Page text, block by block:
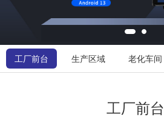
工厂前台 生产区域 老化车间
工厂前台